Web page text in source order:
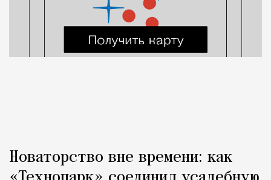
Новаторство вне времени: как